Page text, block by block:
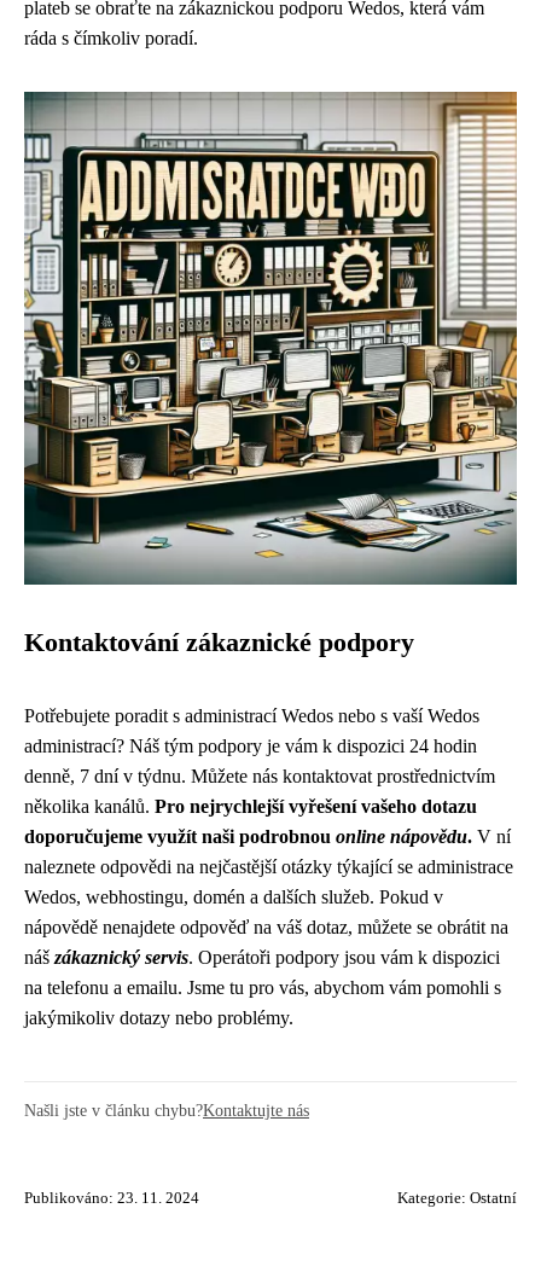
plateb se obraťte na zákaznickou podporu Wedos, která vám
ráda s čímkoliv poradí.
Kontaktování zákaznické podpory
Potřebujete poradit s administrací Wedos nebo s vaší Wedos
administrací? Náš tým podpory je vám k dispozici 24 hodin
denně, 7 dní v týdnu. Můžete nás kontaktovat prostřednictvím
několika kanálů. Pro nejrychlejší vyřešení vašeho dotazu
doporučujeme využít naši podrobnou online nápovědu. V ní
naleznete odpovědi na nejčastější otázky týkající se administrace
Wedos, webhostingu, domén a dalších služeb. Pokud v
nápovědě nenajdete odpověď na váš dotaz, můžete se obrátit na
náš zákaznický servis. Operátoři podpory jsou vám k dispozici
na telefonu a emailu. Jsme tu pro vás, abychom vám pomohli s
jakýmikoliv dotazy nebo problémy.
Našli jste v článku chybu?Kontaktujte nás
Publikováno: 23. 11. 2024 Kategorie: Ostatní